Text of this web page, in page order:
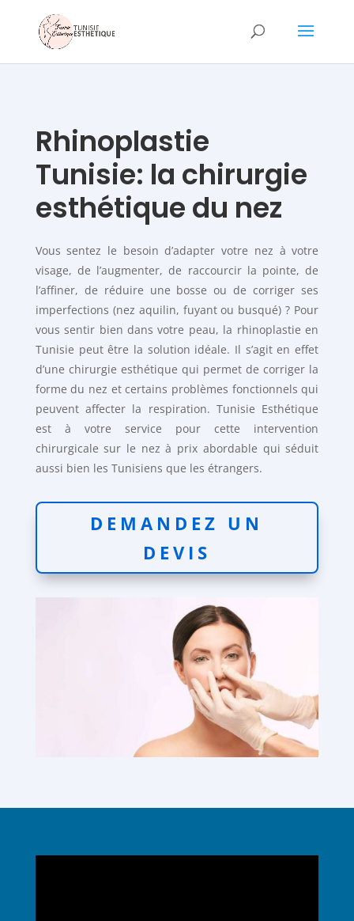
Rhinoplastie
Tunisie: la chirurgie
esthétique du nez
Vous sentez le besoin d’adapter votre nez à votre
visage, de l’augmenter, de raccourcir la pointe, de
l’affiner, de réduire une bosse ou de corriger ses
imperfections (nez aquilin, fuyant ou busqué) ? Pour
vous sentir bien dans votre peau, la rhinoplastie en
Tunisie peut être la solution idéale. Il s’agit en effet
d’une chirurgie esthétique qui permet de corriger la
forme du nez et certains problèmes fonctionnels qui
peuvent affecter la respiration. Tunisie Esthétique
est à votre service pour cette intervention
chirurgicale sur le nez à prix abordable qui séduit
aussi bien les Tunisiens que les étrangers.
DEMANDEZ UN
DEVIS